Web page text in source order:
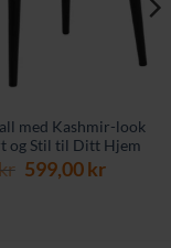
med Kashmir-look
og Stil til Ditt Hjem
Opprinnelig
599,00kr